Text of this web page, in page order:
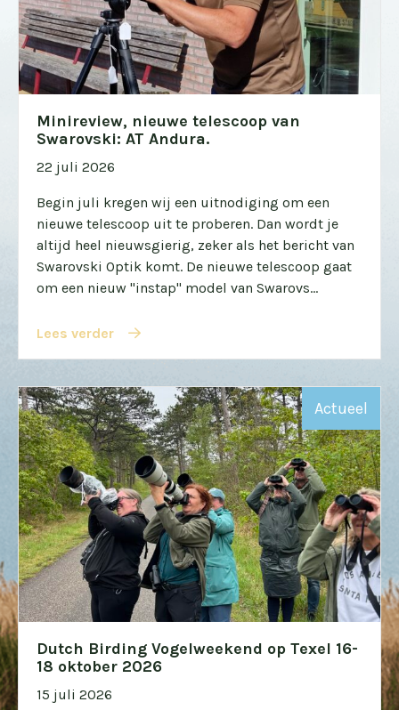
Minireview, nieuwe telescoop van
Swarovski: AT Andura.
22 juli 2026
Begin juli kregen wij een uitnodiging om een
nieuwe telescoop uit te proberen. Dan wordt je
altijd heel nieuwsgierig, zeker als het bericht van
Swarovski Optik komt. De nieuwe telescoop gaat
om een nieuw "instap" model van Swarovs...
Lees verder
Actueel
Dutch Birding Vogelweekend op Texel 16-
18 oktober 2026
15 juli 2026